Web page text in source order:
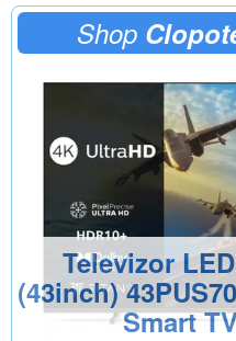
Shop
Televizor
(43inch)
Smart